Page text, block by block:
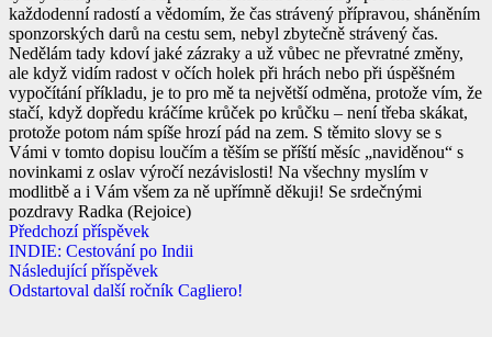
každodenní radostí a vědomím, že čas strávený přípravou, sháněním
sponzorských darů na cestu sem, nebyl zbytečně strávený čas.
Nedělám tady kdoví jaké zázraky a už vůbec ne převratné změny,
ale když vidím radost v očích holek při hrách nebo při úspěšném
vypočítání příkladu, je to pro mě ta největší odměna, protože vím, že
stačí, když dopředu kráčíme krůček po krůčku – není třeba skákat,
protože potom nám spíše hrozí pád na zem. S těmito slovy se s
Vámi v tomto dopisu loučím a těším se příští měsíc „naviděnou“ s
novinkami z oslav výročí nezávislosti! Na všechny myslím v
modlitbě a i Vám všem za ně upřímně děkuji! Se srdečnými
pozdravy Radka (Rejoice)
Předchozí příspěvek
INDIE: Cestování po Indii
Následující příspěvek
Odstartoval další ročník Cagliero!